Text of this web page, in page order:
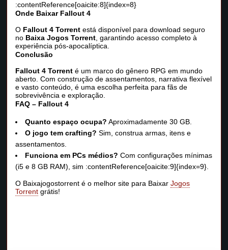
:contentReference[oaicite:8]{index=8}
Onde Baixar Fallout 4
O Fallout 4 Torrent está disponível para download seguro
no Baixa Jogos Torrent , garantindo acesso completo à
experiência pós-apocalíptica.
Conclusão
Fallout 4 Torrent é um marco do gênero RPG em mundo
aberto. Com construção de assentamentos, narrativa flexível
e vasto conteúdo, é uma escolha perfeita para fãs de
sobrevivência e exploração.
FAQ – Fallout 4
Quanto espaço ocupa? Aproximadamente 30 GB.
O jogo tem crafting? Sim, construa armas, itens e
assentamentos.
Funciona em PCs médios? Com configurações mínimas
(i5 e 8 GB RAM), sim :contentReference[oaicite:9]{index=9}.
O Baixajogostorrent é o melhor site para BaixarJogos
Torrent grátis!